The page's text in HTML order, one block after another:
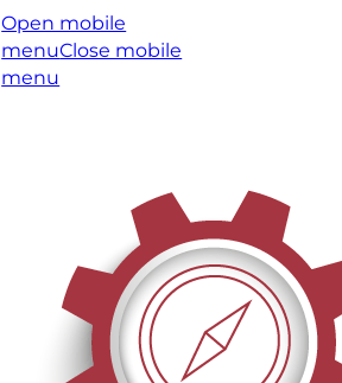
Open mobile
menuClose mobile
menu